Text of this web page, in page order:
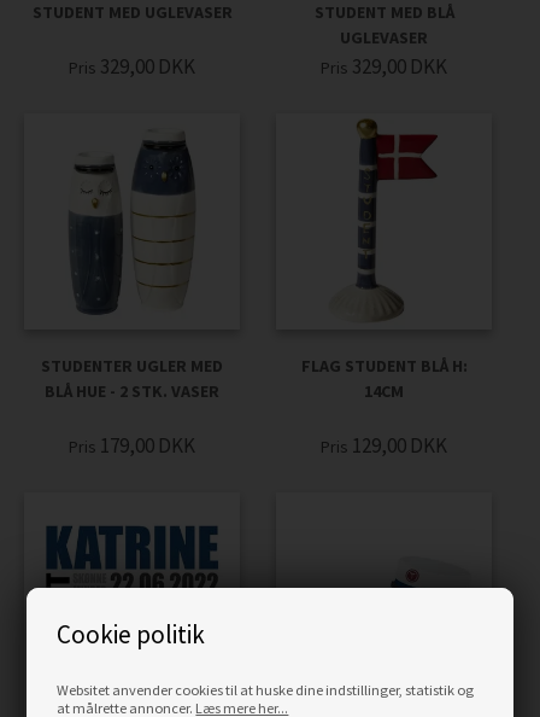
Cookie politik
Websitet anvender cookies til at huske dine indstillinger, statistik og
at målrette annoncer. Læs mere her...
STUDENT MED UGLEVASER
Pris 329,00 DKK
STUDENT MED BLÅ
UGLEVASER
Pris 329,00 DKK
STUDENTER UGLER MED
BLÅ HUE - 2 STK. VASER
Pris 179,00 DKK
FLAG STUDENT BLÅ H:
14CM
Pris 129,00 DKK